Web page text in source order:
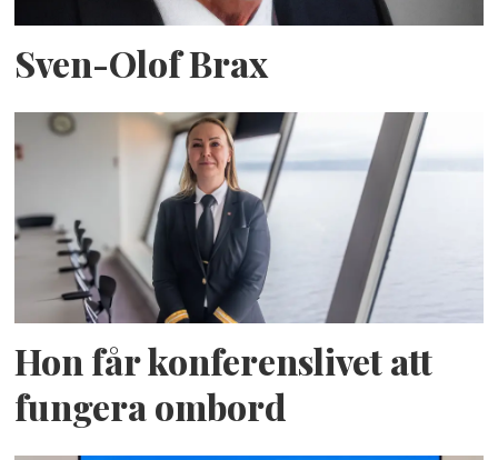
Sven-Olof Brax
Hon får konferenslivet att
fungera ombord